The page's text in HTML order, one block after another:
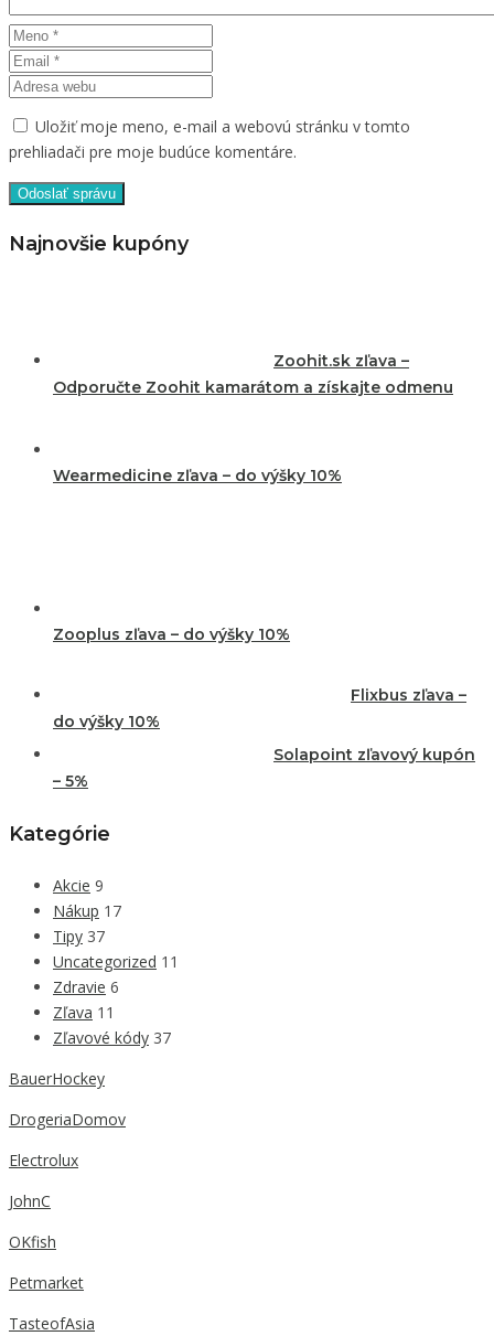
Uložiť moje meno, e-mail a webovú stránku v tomto
prehliadači pre moje budúce komentáre.
Najnovšie kupóny
Zoohit.sk zľava –
Odporučte Zoohit kamarátom a získajte odmenu
Wearmedicine zľava – do výšky 10%
Zooplus zľava – do výšky 10%
Flixbus zľava –
do výšky 10%
Solapoint zľavový kupón
– 5%
Kategórie
Akcie 9
Nákup 17
Tipy 37
Uncategorized 11
Zdravie 6
Zľava 11
Zľavové kódy 37
BauerHockey
DrogeriaDomov
Electrolux
JohnC
OKfish
Petmarket
TasteofAsia